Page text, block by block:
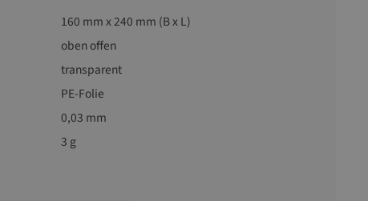
160 mm x 240 mm (B x L)
oben offen
transparent
PE-Folie
0,03 mm
3 g